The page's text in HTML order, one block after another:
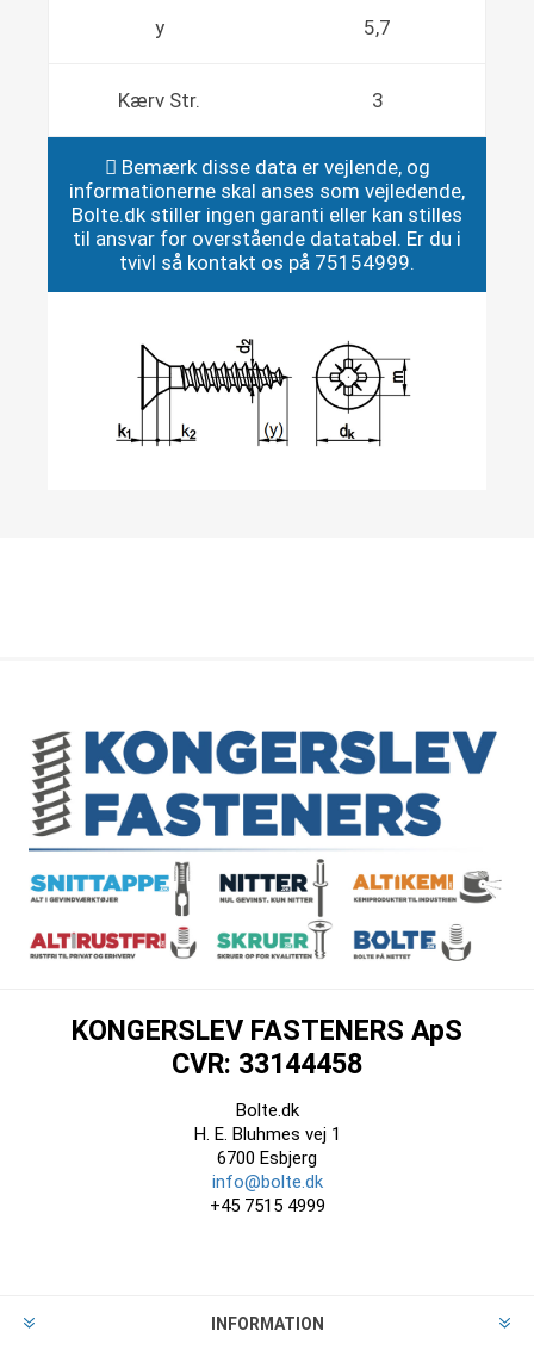
y 5,7
Kærv Str. 3
Bemærk disse data er vejlende, og
informationerne skal anses som vejledende,
Bolte.dk stiller ingen garanti eller kan stilles
til ansvar for overstående datatabel. Er du i
tvivl så kontakt os på 75154999.
KONGERSLEV FASTENERS ApS
CVR: 33144458
Bolte.dk
H. E. Bluhmes vej 1
6700 Esbjerg
info@bolte.dk
+45 7515 4999
INFORMATION